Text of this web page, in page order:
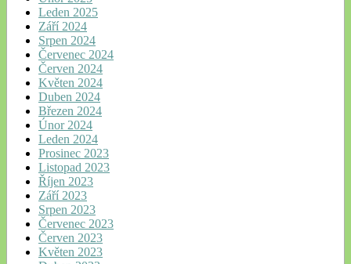
Leden 2025
Září 2024
Srpen 2024
Červenec 2024
Červen 2024
Květen 2024
Duben 2024
Březen 2024
Únor 2024
Leden 2024
Prosinec 2023
Listopad 2023
Říjen 2023
Září 2023
Srpen 2023
Červenec 2023
Červen 2023
Květen 2023